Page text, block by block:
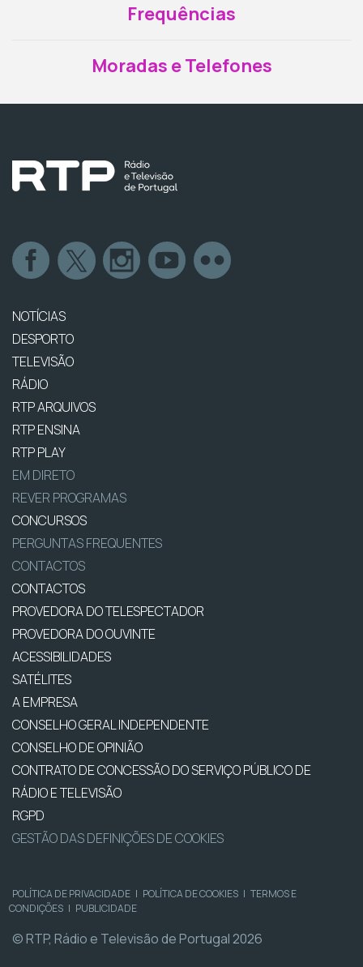
Frequências
Moradas e Telefones
NOTÍCIAS
DESPORTO
TELEVISÃO
RÁDIO
RTP ARQUIVOS
RTP ENSINA
RTP PLAY
EM DIRETO
REVER PROGRAMAS
CONCURSOS
PERGUNTAS FREQUENTES
CONTACTOS
CONTACTOS
PROVEDORA DO TELESPECTADOR
PROVEDORA DO OUVINTE
ACESSIBILIDADES
SATÉLITES
A EMPRESA
CONSELHO GERAL INDEPENDENTE
CONSELHO DE OPINIÃO
CONTRATO DE CONCESSÃO DO SERVIÇO PÚBLICO DE
RÁDIO E TELEVISÃO
RGPD
GESTÃO DAS DEFINIÇÕES DE COOKIES
POLÍTICA DE PRIVACIDADE | POLÍTICA DE COOKIES | TERMOS E
CONDIÇÕES | PUBLICIDADE
© RTP, Rádio e Televisão de Portugal 2026